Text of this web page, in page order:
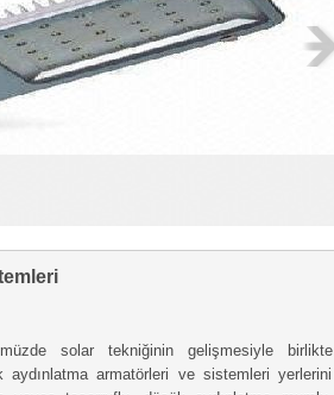
solar tekniğinin gelişmesiyle birlikte
aydınlatma armatörleri ve sistemleri yerlerini